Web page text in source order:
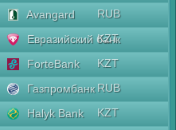
Avangard
RUB
Евразийский банк
KZT
ForteBank
KZT
Газпромбанк RUB
Halyk Bank
KZT